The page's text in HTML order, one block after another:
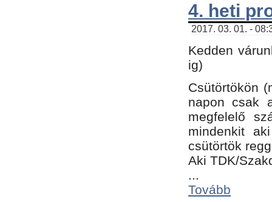
4. heti
2017. 03. 01. -
Kedden
ig)
Csütörtökön
napon csak
megfelelő
mindenkit
csütörtök
Aki TDK/
...
Tovább